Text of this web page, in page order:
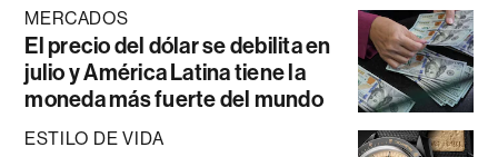
MERCADOS
El precio del dólar se debilita en
julio y América Latina tiene la
moneda más fuerte del mundo
ESTILO DE VIDA